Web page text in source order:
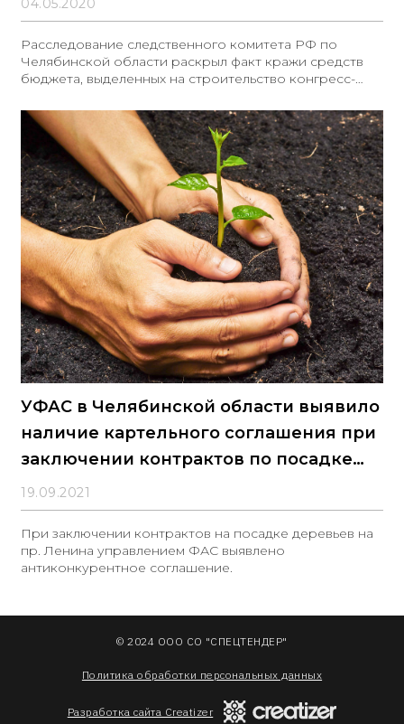
04.05.2020
Расследование следственного комитета РФ по
Челябинской области раскрыл факт кражи средств
бюджета, выделенных на строительство конгресс-
УФАС в Челябинской области выявило
наличие картельного соглашения при
заключении контрактов по посадке
деревьев
19.09.2021
При заключении контрактов на посадке деревьев на
пр. Ленина управлением ФАС выявлено
антиконкурентное соглашение.
© 2024 ООО СО "СПЕЦТЕНДЕР"
Политика обработки персональных данных
Разработка сайта Creatizer